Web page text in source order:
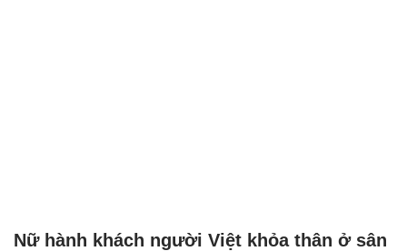
Nữ hành khách người Việt khỏa thân ở sân